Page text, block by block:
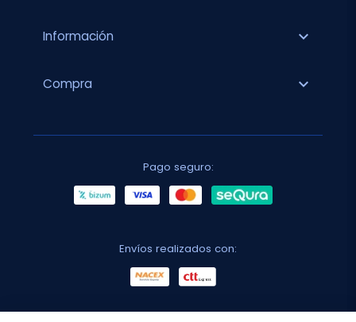
Información expand_more
Compra expand_more
Pago seguro:
Envíos realizados con: